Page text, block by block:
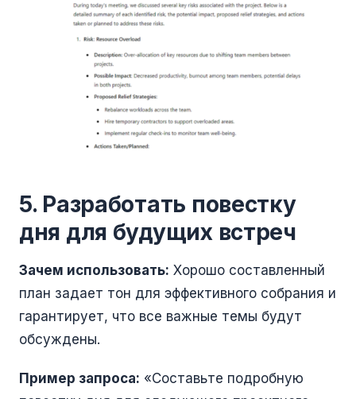
5. Разработать повестку
дня для будущих встреч
Зачем использовать: Хорошо составленный
план задает тон для эффективного собрания и
гарантирует, что все важные темы будут
обсуждены.
Пример запроса: «Составьте подробную